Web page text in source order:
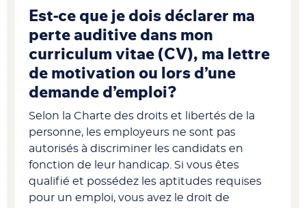
Est-ce que je dois déclarer ma
perte auditive dans mon
curriculum vitae (CV), ma lettre
de motivation ou lors d’une
demande d’emploi?
Selon la Charte des droits et libertés de la
personne, les employeurs ne sont pas
autorisés à discriminer les candidats en
fonction de leur handicap. Si vous êtes
qualifié et possédez les aptitudes requises
pour un emploi, vous avez le droit de